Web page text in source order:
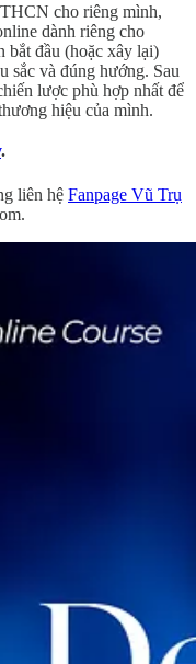
cho riêng mình,
dành riêng cho
bắt đầu (hoặc xây lại)
sắc và đúng hướng. Sau
lược phù hợp nhất để
hiệu của mình.
.
liên hệ Fanpage Vũ Trụ